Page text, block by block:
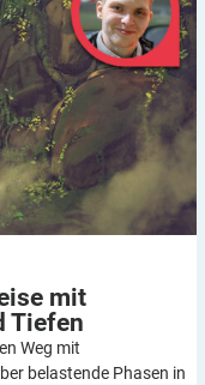
mit
Tiefen
Weg mit
belastende Phasen in